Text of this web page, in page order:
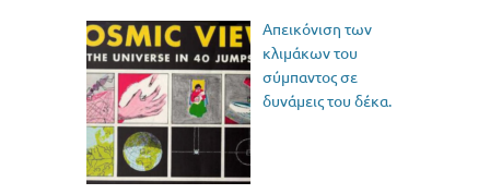
Απεικόνιση των
κλιμάκων του
σύμπαντος σε
δυνάμεις του δέκα.